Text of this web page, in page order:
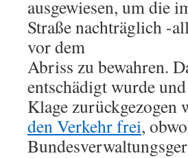
ausgewiesen, um die
Straße nachträglich -
vor dem
Abriss zu bewahren.
entschädigt wurde
Klage zurückgezogen
den Verkehr frei,